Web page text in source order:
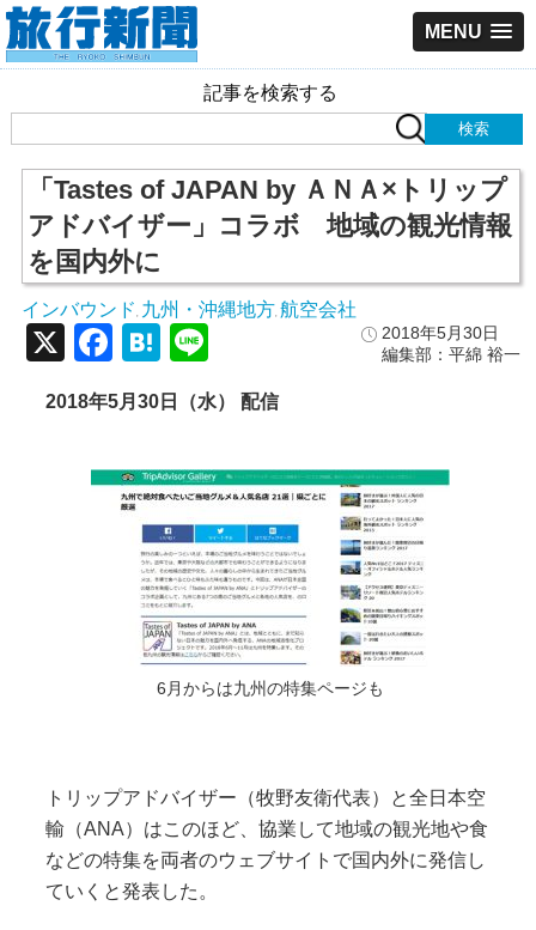
MENU
記事を検索する
「Tastes of JAPAN by ＡＮＡ×トリップ
アドバイザー」コラボ 地域の観光情報
を国内外に
インバウンド 九州・沖縄地方 航空会社
2018年5月30日
編集部：平綿 裕一
X Facebook
Hatena
2018年5月30日（水） 配信
6月からは九州の特集ページも
トリップアドバイザー（牧野友衛代表）と全日本空
輸（ANA）はこのほど、協業して地域の観光地や食
などの特集を両者のウェブサイトで国内外に発信し
ていくと発表した。